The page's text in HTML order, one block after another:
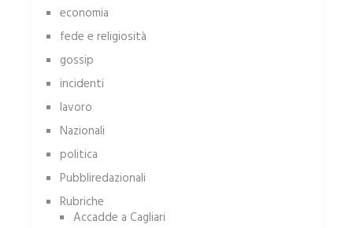
economia
fede e religiosità
gossip
incidenti
lavoro
Nazionali
politica
Pubbliredazionali
Rubriche
Accadde a Cagliari